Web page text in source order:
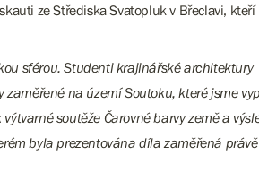
ze Střediska Svatopluk v Břeclavi,
sférou. Studenti krajinářské architektury
na území Soutoku, které jsme
soutěže Čarovné barvy země a
byla prezentována díla zaměřená